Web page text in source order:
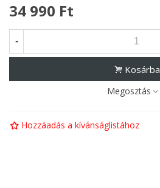
34 990 Ft
-
Kosárba
Megosztás
Hozzáadás a kívánságlistához